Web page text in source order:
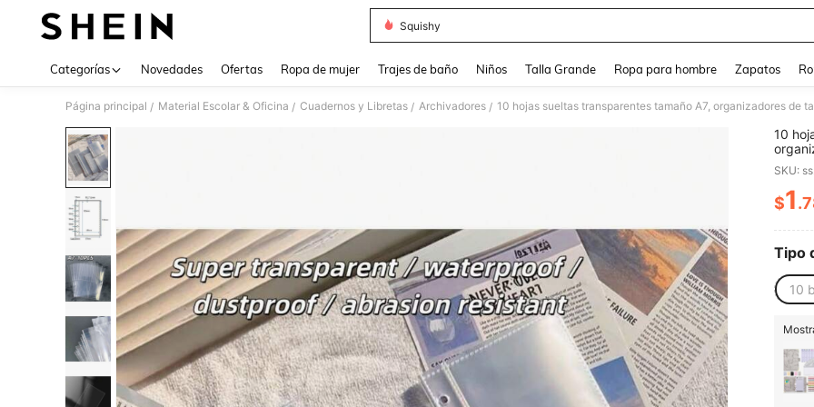
Squishy
Categorías Novedades Ofertas Ropa de mujer Trajes de baño Niños Talla Grande Ropa para hombre Zapatos
Página principal / Material Escolar & Oficina / Cuadernos y Libretas / Archivadores /
10
de
SKU:
$1
Tipo
10